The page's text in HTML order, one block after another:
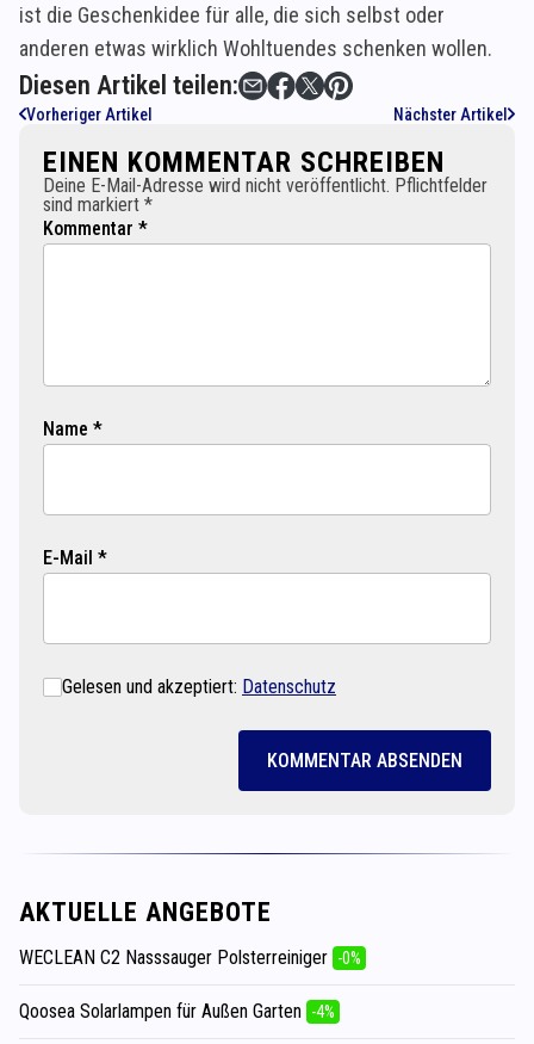
ist die Geschenkidee für alle, die sich selbst oder
anderen etwas wirklich Wohltuendes schenken wollen.
Diesen Artikel teilen:
Vorheriger Artikel Nächster Artikel
EINEN KOMMENTAR SCHREIBEN
Deine E-Mail-Adresse wird nicht veröffentlicht. Pflichtfelder
sind markiert *
Kommentar *
Name *
E-Mail *
Gelesen und akzeptiert: Datenschutz
KOMMENTAR ABSENDEN
AKTUELLE ANGEBOTE
WECLEAN C2 Nasssauger Polsterreiniger -0%
Qoosea Solarlampen für Außen Garten -4%